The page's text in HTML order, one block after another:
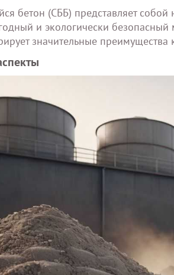
бетон (СББ) представляет
и экологически
значительные преимущества